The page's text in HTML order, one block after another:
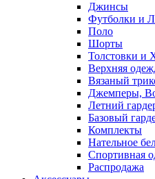
Джинсы
Футболки и
Поло
Шорты
Толстовки и
Верхняя
Вязаный
Джемперы,
Летний
Базовый
Комплекты
Нательное
Спортивная
Распродажа